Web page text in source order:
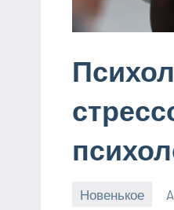
Новенькое